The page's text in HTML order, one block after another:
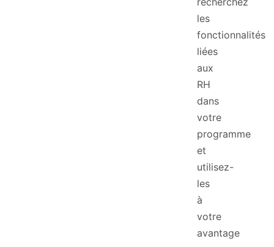
les
fonctionnalités
liées
aux
RH
dans
votre
programme
et
utilisez-
les
à
votre
avantage